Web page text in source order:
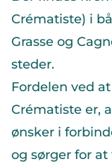
Crématiste) i
Grasse og
steder.
Fordelen ved
Crématiste er,
ønsker i
og sørger for